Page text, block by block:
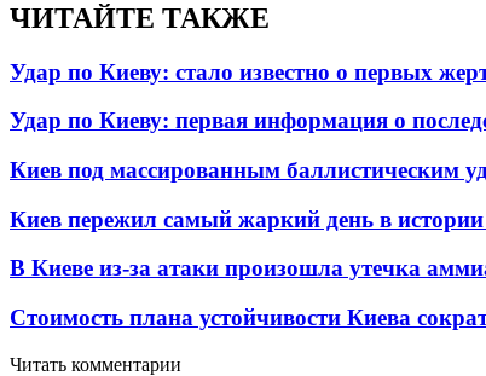
ЧИТАЙТЕ ТАКЖЕ
Удар по Киеву: стало известно о первых
Удар по Киеву: первая информация о
Киев под массированным баллистическим
Киев пережил самый жаркий день в
В Киеве из-за атаки произошла утечка
Стоимость плана устойчивости Киева
Читать комментарии